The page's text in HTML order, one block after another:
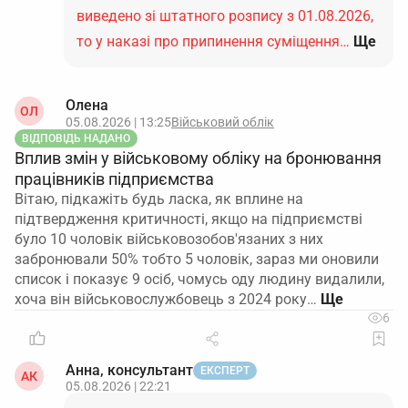
виведено зі штатного розпису з 01.08.2026,
то у наказі про припинення суміщення… Ще
ОЛ Олена
05.08.2026 | 13:25Військовий облік
ВІДПОВІДЬ НАДАНО
Вплив змін у військовому обліку на бронювання
працівників підприємства
Вітаю, підкажіть будь ласка, як вплине на
підтвердження критичності, якщо на підприємстві
було 10 чоловік військовозобов'язаних з них
забронювали 50% тобто 5 чоловік, зараз ми оновили
список і показує 9 осіб, чомусь оду людину видалили,
хоча він військовослужбовець з 2024 року…
6
АК Анна, консультант ЕКСПЕРТ
05.08.2026 | 22:21